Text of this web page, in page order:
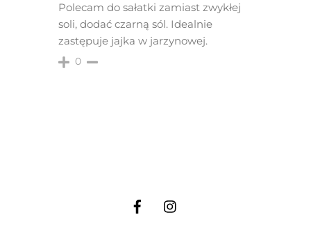
Polecam do sałatki zamiast zwykłej
soli, dodać czarną sól. Idealnie
zastępuje jajka w jarzynowej.
0